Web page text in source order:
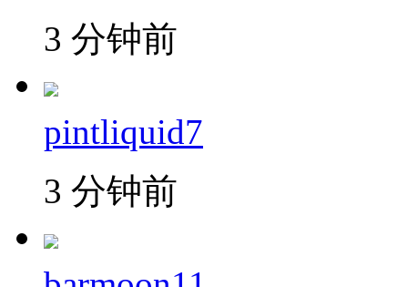
3 分钟前
pintliquid7
3 分钟前